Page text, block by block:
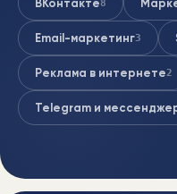
ВКонтакте8
Email-маркетинг3
Реклама в интернете2
Telegram и